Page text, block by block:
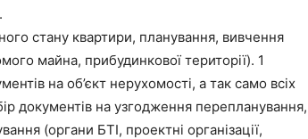
стану квартири, планування, вивчення
майна, прибудинкової території). 1
на об’єкт нерухомості, а так само всіх
документів на узгодження перепланування,
(органи БТІ, проектні організації,